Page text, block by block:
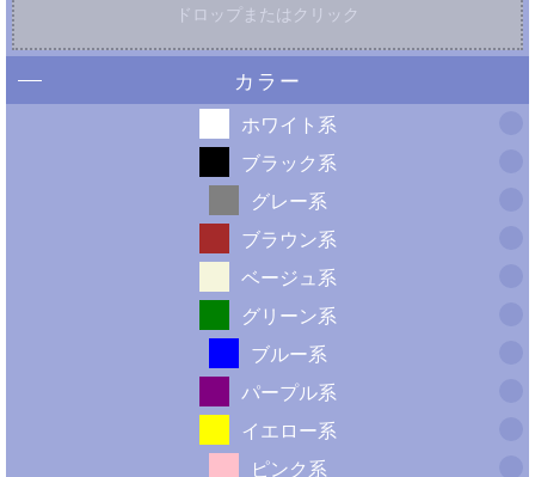
ドロップまたはクリック
カラー
ホワイト系
ブラック系
グレー系
ブラウン系
ベージュ系
グリーン系
ブルー系
パープル系
イエロー系
ピンク系